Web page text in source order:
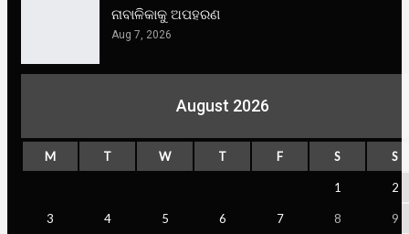
ନାବାଳିକାକୁ ଅପହରଣ
Aug 7, 2026
August 2026
M T W T F S S
1 2
3 4 5 6 7 8 9